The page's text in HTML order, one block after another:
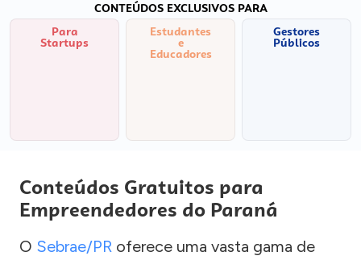
CONTEÚDOS EXCLUSIVOS PARA
Para
Startups
Estudantes
e
Educadores
Gestores
Públicos
Conteúdos Gratuitos para
Empreendedores do Paraná
O Sebrae/PR oferece uma vasta gama de